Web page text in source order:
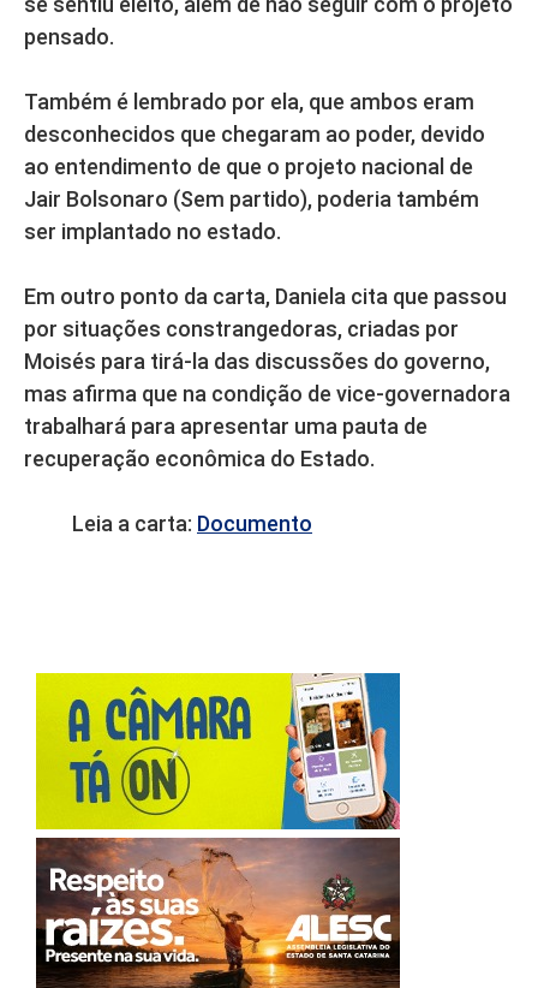
pensado.
Também é lembrado por ela, que ambos eram
desconhecidos que chegaram ao poder, devido
ao entendimento de que o projeto nacional de
Jair Bolsonaro (Sem partido), poderia também
ser implantado no estado.
Em outro ponto da carta, Daniela cita que passou
por situações constrangedoras, criadas por
Moisés para tirá-la das discussões do governo,
mas afirma que na condição de vice-governadora
trabalhará para apresentar uma pauta de
recuperação econômica do Estado.
Leia a carta: Documento